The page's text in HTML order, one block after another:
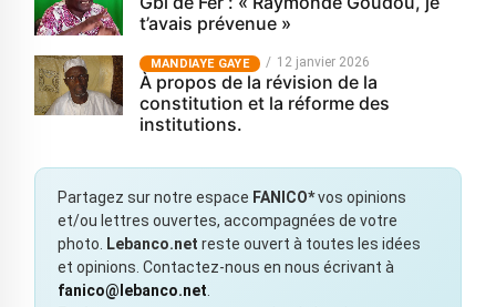
t’avais prévenue »
MANDIAYE GAYE 12 janvier 2026
À propos de la révision de la
constitution et la réforme des
institutions.
Partagez sur notre espace FANICO*vos opinions
et/ou lettres ouvertes, accompagnées de votre
photo.
Lebanco.net reste ouvert à toutes les idées
et opinions. Contactez-nous en nous écrivant à
fanico@lebanco.net